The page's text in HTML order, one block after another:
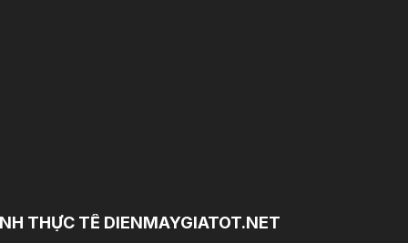
THỰC TẾ DIENMAYGIATOT.NET